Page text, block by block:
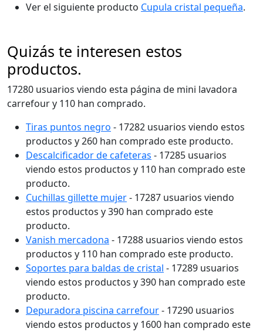
Ver el siguiente producto Cupula cristal pequeña.
Quizás te interesen estos
productos.
17280 usuarios viendo esta página de mini lavadora
carrefour y 110 han comprado.
Tiras puntos negro - 17282 usuarios viendo estos
productos y 260 han comprado este producto.
Descalcificador de cafeteras - 17285 usuarios
viendo estos productos y 110 han comprado este
producto.
Cuchillas gillette mujer- 17287 usuarios viendo
estos productos y 390 han comprado este
producto.
Vanish mercadona - 17288 usuarios viendo estos
productos y 110 han comprado este producto.
Soportes para baldas de cristal - 17289 usuarios
viendo estos productos y 390 han comprado este
producto.
Depuradora piscina carrefour- 17290 usuarios
viendo estos productos y 1600 han comprado este